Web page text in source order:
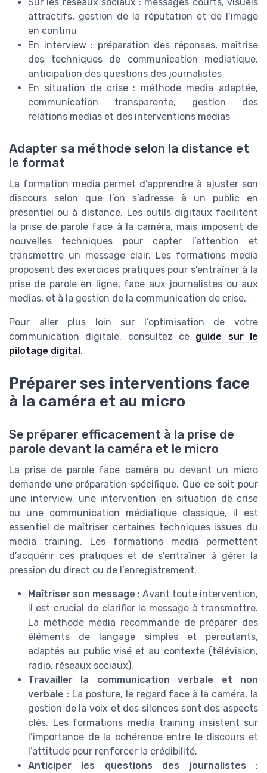
attractifs, gestion de la réputation et de l’image
en continu
En interview : préparation des réponses, maîtrise
des techniques de communication mediatique,
anticipation des questions des journalistes
En situation de crise : méthode media adaptée,
communication transparente, gestion des
relations medias et des interventions medias
Adapter sa méthode selon la distance et
le format
La formation media permet d’apprendre à ajuster son
discours selon que l’on s’adresse à un public en
présentiel ou à distance. Les outils digitaux facilitent
la prise de parole face à la caméra, mais imposent de
nouvelles techniques pour capter l’attention et
transmettre un message clair. Les formations media
proposent des exercices pratiques pour s’entraîner à la
prise de parole en ligne, face aux journalistes ou aux
medias, et à la gestion de la communication de crise.
Pour aller plus loin sur l’optimisation de votre
communication digitale, consultez ce guide sur le
pilotage digital .
Préparer ses interventions face
à la caméra et au micro
Se préparer efficacement à la prise de
parole devant la caméra et le micro
La prise de parole face caméra ou devant un micro
demande une préparation spécifique. Que ce soit pour
une interview, une intervention en situation de crise
ou une communication médiatique classique, il est
essentiel de maîtriser certaines techniques issues du
media training. Les formations media permettent
d’acquérir ces pratiques et de s’entraîner à gérer la
pression du direct ou de l’enregistrement.
Maîtriser son message : Avant toute intervention,
il est crucial de clarifier le message à transmettre.
La méthode media recommande de préparer des
éléments de langage simples et percutants,
adaptés au public visé et au contexte (télévision,
radio, réseaux sociaux).
Travailler la communication verbale et non
verbale : La posture, le regard face à la caméra, la
gestion de la voix et des silences sont des aspects
clés. Les formations media training insistent sur
l’importance de la cohérence entre le discours et
l’attitude pour renforcer la crédibilité.
Anticiper les questions des journalistes :